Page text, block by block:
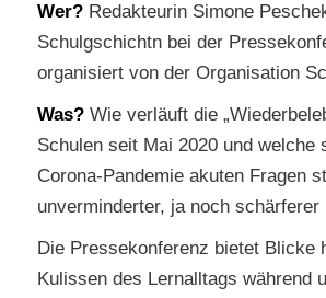
Wer?Redakteurin Simone
Schulgschichtn bei der
organisiert von der Organisation
Was?Wie verläuft die
Schulen seit Mai 2020 und welche
Corona-Pandemie akuten Fragen
unverminderter, ja noch
Die Pressekonferenz bietet Blicke
Kulissen des Lernalltags während